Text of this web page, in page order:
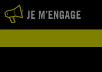
JE M’ENGAGE